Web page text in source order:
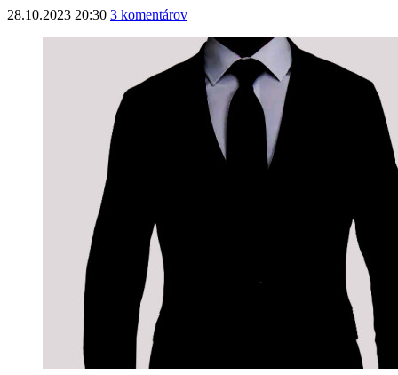
28.10.2023 20:30 3 komentárov